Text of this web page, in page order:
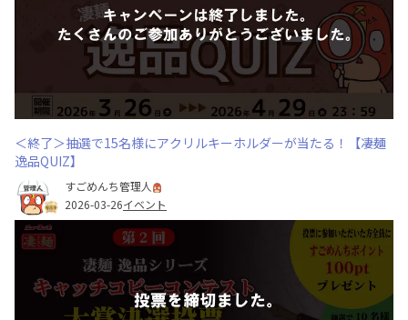
＜終了＞抽選で15名様にアクリルキーホルダーが当たる！【凄麺
逸品QUIZ】
すごめんち管理人
2026-03-26イベント